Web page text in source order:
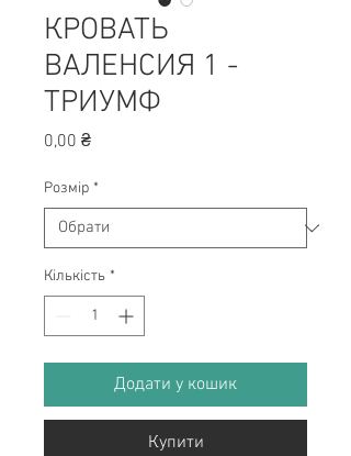
КРОВАТЬ
ВАЛЕНСИЯ 1 -
ТРИУМФ
0,00 ₴Ціна
Розмір *
Кількість *
Додати у кошик
Купити